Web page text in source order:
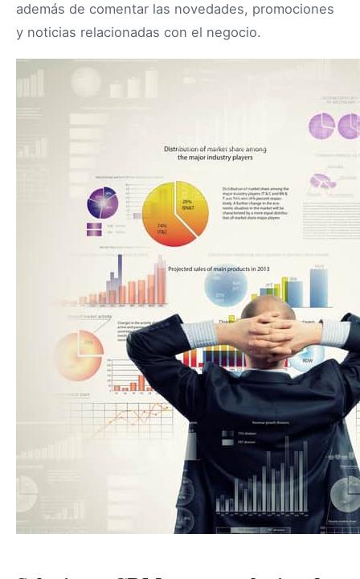
además de comentar las novedades, promociones
y noticias relacionadas con el negocio.